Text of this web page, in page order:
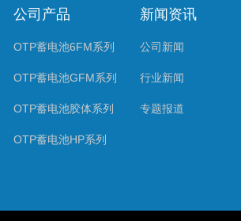
公司产品
OTP蓄电池6FM系列
OTP蓄电池GFM系列
OTP蓄电池胶体系列
OTP蓄电池HP系列
新闻资讯
公司新闻
行业新闻
专题报道